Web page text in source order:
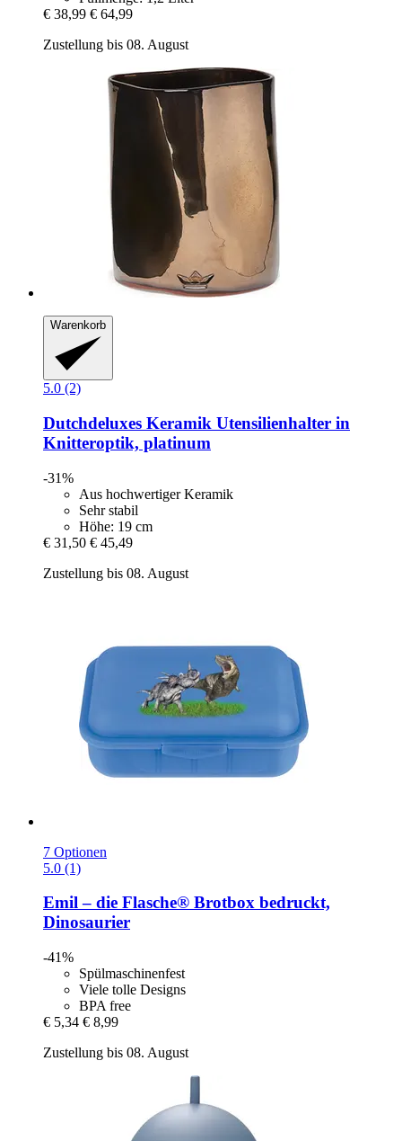
€ 38,99 € 64,99
Zustellung bis 08. August
Warenkorb
5.0 (2)
Dutchdeluxes Keramik Utensilienhalter in
Knitteroptik, platinum
-31%
Aus hochwertiger Keramik
Sehr stabil
Höhe: 19 cm
€ 31,50 € 45,49
Zustellung bis 08. August
7 Optionen
5.0 (1)
Emil – die Flasche® Brotbox bedruckt,
Dinosaurier
-41%
Spülmaschinenfest
Viele tolle Designs
BPA free
€ 5,34 € 8,99
Zustellung bis 08. August